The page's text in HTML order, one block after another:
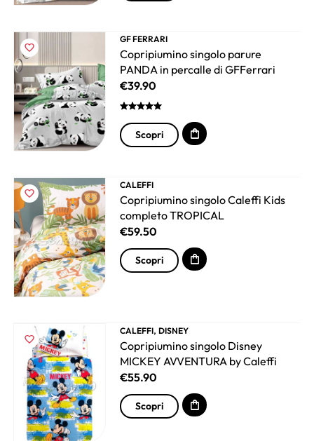
GF FERRARI
Copripiumino singolo parure
PANDA in percalle di GFFerrari
€39.90
Scopri
CALEFFI
Copripiumino singolo Caleffi Kids
completo TROPICAL
€59.50
Scopri
CALEFFI, DISNEY
Copripiumino singolo Disney
MICKEY AVVENTURA by Caleffi
€55.90
Scopri